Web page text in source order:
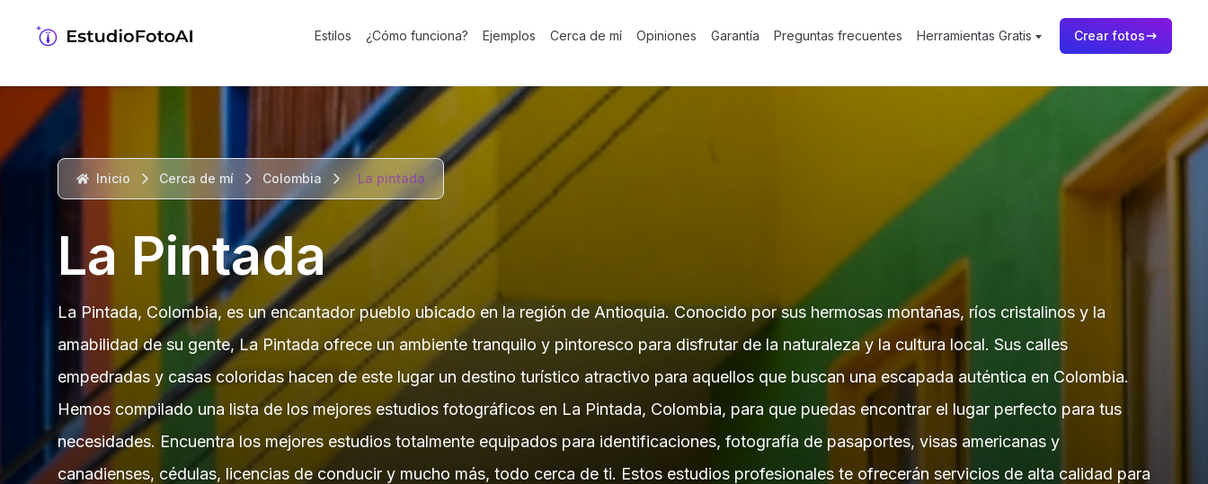
Estilos ¿Cómo funciona? Ejemplos Cerca de mí Opiniones Garantía Preguntas frecuentes Herramientas Gratis Crear fotos
Inicio Cerca de mí Colombia La pintada
La Pintada
La Pintada, Colombia, es un encantador pueblo ubicado en la región de Antioquia. Conocido por sus hermosas montañas, ríos cristalinos y la
amabilidad de su gente, La Pintada ofrece un ambiente tranquilo y pintoresco para disfrutar de la naturaleza y la cultura local. Sus calles
empedradas y casas coloridas hacen de este lugar un destino turístico atractivo para aquellos que buscan una escapada auténtica en Colombia.
Hemos compilado una lista de los mejores estudios fotográficos en La Pintada, Colombia, para que puedas encontrar el lugar perfecto para tus
necesidades. Encuentra los mejores estudios totalmente equipados para identificaciones, fotografía de pasaportes, visas americanas y
canadienses, cédulas, licencias de conducir y mucho más, todo cerca de ti. Estos estudios profesionales te ofrecerán servicios de alta calidad para